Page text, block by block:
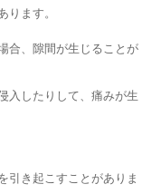
ります。
合、隙間が生じることが
入したりして、痛みが生
引き起こすことがありま